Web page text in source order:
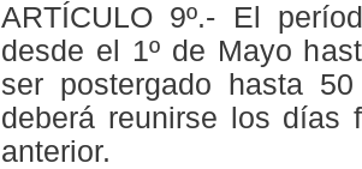
ARTÍCULO 9º.- El
desde el 1º de Mayo
ser postergado hasta
deberá reunirse los días
anterior.